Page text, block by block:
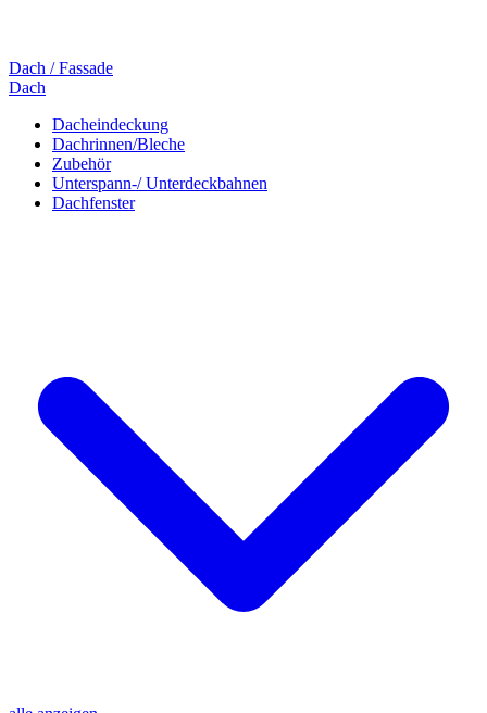
Dach / Fassade
Dach
Dacheindeckung
Dachrinnen/Bleche
Zubehör
Unterspann-/ Unterdeckbahnen
Dachfenster